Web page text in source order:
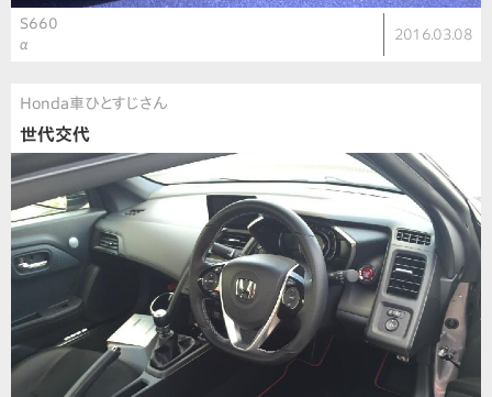
S660
α
2016.03.08
Honda車ひとすじさん
世代交代